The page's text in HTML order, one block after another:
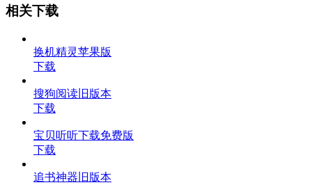
相关下载
换机精灵苹果版
下载
搜狗阅读旧版本
下载
宝贝听听下载免费版
下载
追书神器旧版本